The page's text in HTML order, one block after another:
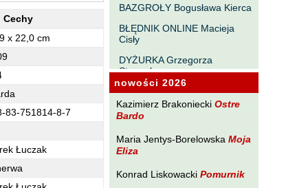
Biernacka Alina
Bieszczad Maciej
Bigoszewska Maria
Bitner Dariusz
Błahy Jarosław
Bouvier Nicolas
Chojnacki Roman
Chojnowski Zbigniew
BAZGROŁY Bogusława Kierca
BŁĘDNIK ONLINE Macieja
Cisły
DYŻURKA Grzegorza
Strumyka
GAWĘDY PAŃSZCZYŹNIANE
Michała Tabaczyńskiego
Wróblewskiego
MAŁOMIASTECZKOWE
Wojciechowicza
nowości 2026
Kazimierz Brakoniecki Ostre
Bardo
Maria Jentys-Borelowska Moja
Eliza
Konrad Liskowacki Pomurnik
Śmierdnica, Jezierzyce / Buchholz, Muhlenbeck, Jeseritz - Cechy
Cechy
x 22,0 cm
83-751814-8-7
Łuczak